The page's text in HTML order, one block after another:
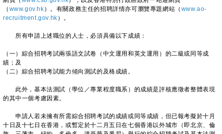
（ www.gov.hk ）。有關政務主任的招聘詳情亦可瀏覽專題網站（ www.ao-
recruitment.gov.hk ）。
所有申請上述職位的人士，必須具備以下成績：
（一）綜合招聘考試兩張語文試卷（中文運用和英文運用）的二級或同等成
績；及
（二）綜合招聘考試能力傾向測試的及格成績。
此外，基本法測試（學位／專業程度職系）的成績是評核應徵者整體表現
的其中一個考慮因素。
申請人若未擁有所需綜合招聘考試的成績或同等成績，但已報考擬於十月
十日及十七日在香港，或暫定於十二月五日在七個香港以外城市（即北京、倫